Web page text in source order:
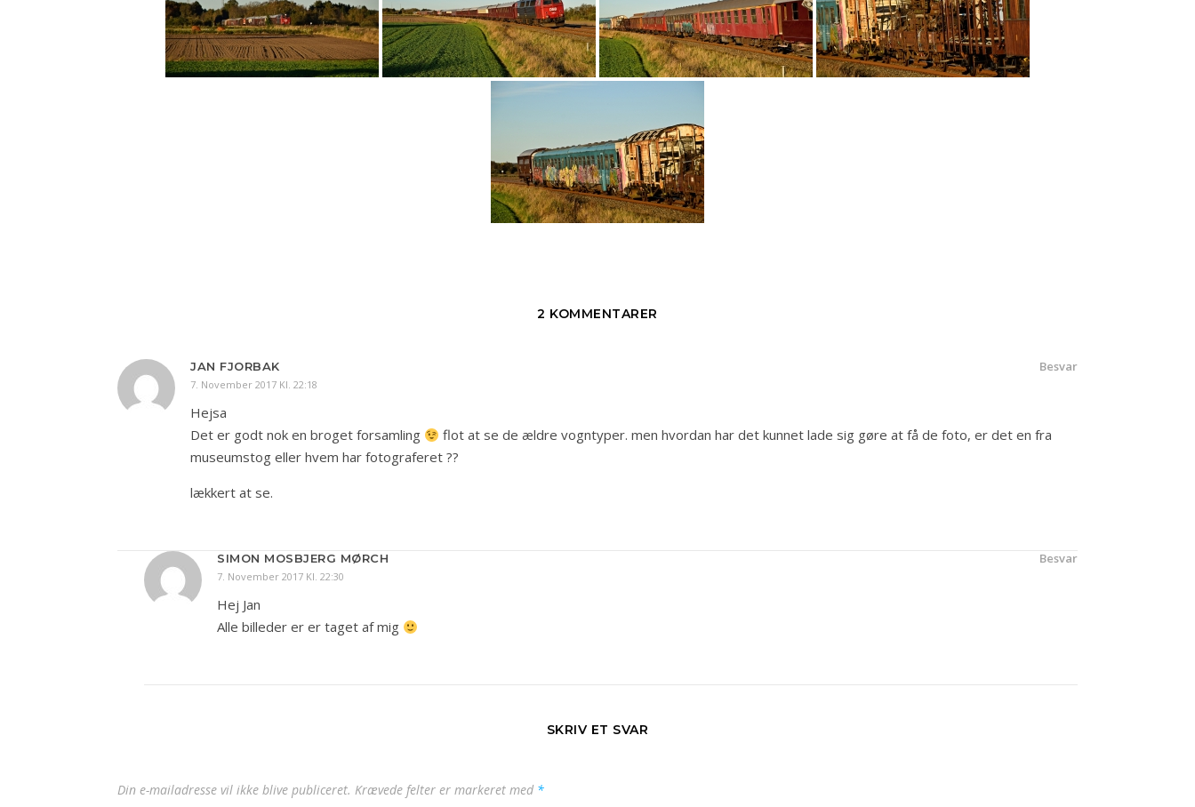
2 KOMMENTARER
JAN FJORBAK
7. November 2017 Kl. 22:18
Besvar
Hejsa
Det er godt nok en broget forsamling
flot at se de ældre vogntyper. men hvordan har det kunnet lade sig gøre at få de foto, er det en fra
museumstog eller hvem har fotograferet ??
lækkert at se.
SIMON MOSBJERG MØRCH
7. November 2017 Kl. 22:30
Besvar
Hej Jan
Alle billeder er er taget af mig
SKRIV ET SVAR
Din e-mailadresse vil ikke blive publiceret. Krævede felter er markeret med *